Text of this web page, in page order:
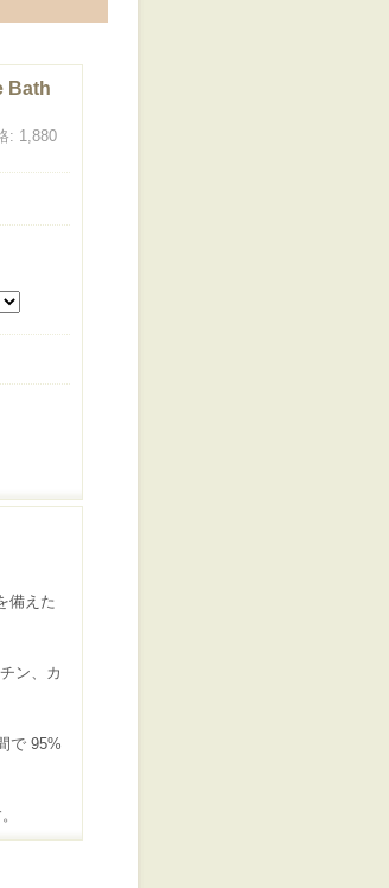
Bath
: 1,880
備えた
ン、カ
で 95%